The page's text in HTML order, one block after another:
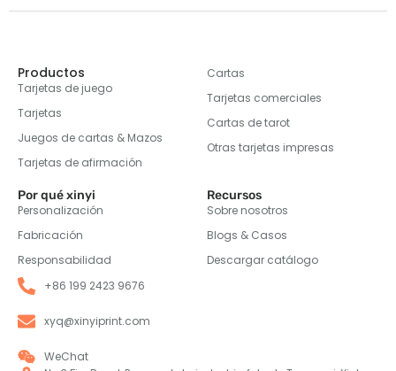
Productos
Tarjetas de juego
Tarjetas
Juegos de cartas & Mazos
Tarjetas de afirmación
Cartas
Tarjetas comerciales
Cartas de tarot
Otras tarjetas impresas
Por qué xinyi
Personalización
Fabricación
Responsabilidad
Recursos
Sobre nosotros
Blogs & Casos
Descargar catálogo
+86 199 2423 9676
xyq@xinyiprint.com
WeChat